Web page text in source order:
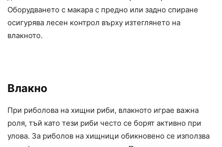
Оборудването с макара с предно или задно спиране
осигурява лесен контрол върху изтеглянето на
влакното.
Влакно
При риболова на хищни риби, влакното играе важна
роля, тъй като тези риби често се борят активно при
улова. За риболов на хищници обикновено се използва